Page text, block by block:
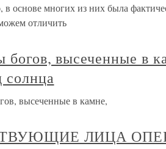
в основе многих из них была
отличить
богов, высеченные в
солнца
высеченные в камне,
ЛИЦА